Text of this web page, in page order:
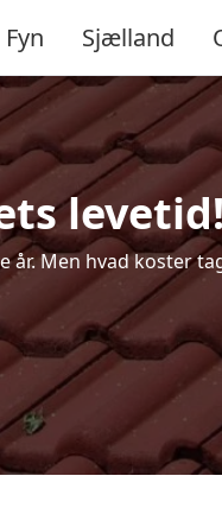
Fyn Sjælland
Men hvad koster